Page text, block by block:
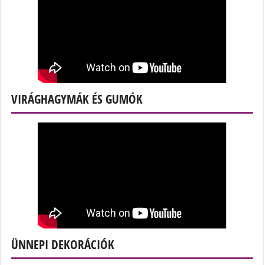
VIRÁGHAGYMÁK ÉS GUMÓK
ÜNNEPI DEKORÁCIÓK